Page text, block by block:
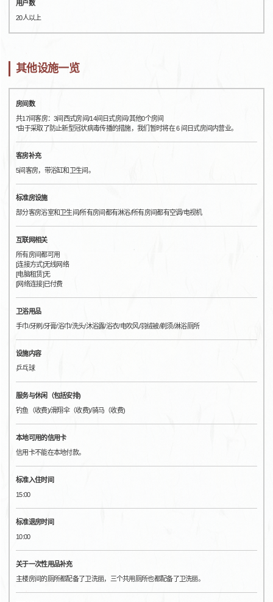
用户数
20人以上
其他设施一览
房间数
共17间客房：3间西式房间/14间日式房间/其他0个房间
*由于采取了防止新型冠状病毒传播的措施，我们暂时将在 6 间日式房间内营业。
客房补充
5间客房，带浴缸和卫生间。
标准房设施
部分客房浴室和卫生间/所有房间都有淋浴/所有房间都有空调/电视机
互联网相关
所有房间都可用
[连接方式]无线网络
[电脑租赁]无
[网络连接]已付费
卫浴用品
手巾/牙刷/牙膏/浴巾/洗头/沐浴露/浴衣/电吹风/羽绒被/剃须/淋浴厕所
设施内容
乒乓球
服务与休闲（包括安排)
钓鱼（收费)/滑翔伞（收费)/骑马（收费)
本地可用的信用卡
信用卡不能在本地付款。
标准入住时间
15:00
标准退房时间
10:00
关于一次性用品补充
主楼房间的厕所都配备了卫洗丽，三个共用厕所也都配备了卫洗丽。